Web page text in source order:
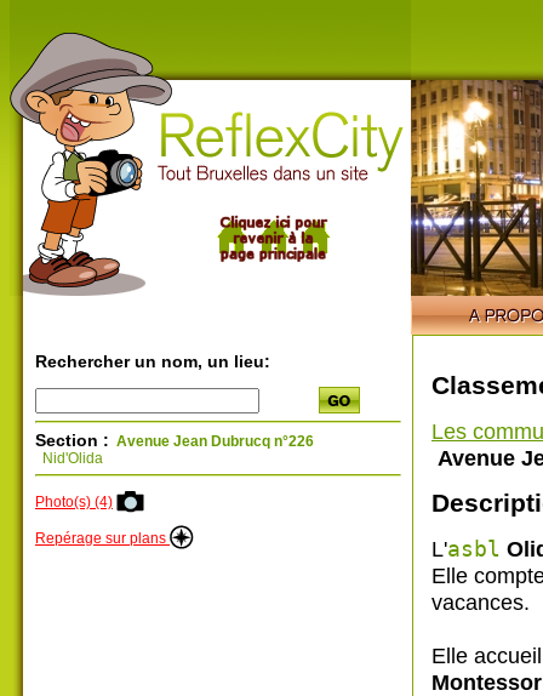
Rechercher un nom, un lieu:
Section : Avenue Jean Dubrucq n°226
Nid'Olida
Photo(s) (4)
Repérage sur plans
Les
Avenue
L'asbl
Elle
vacances.
Elle